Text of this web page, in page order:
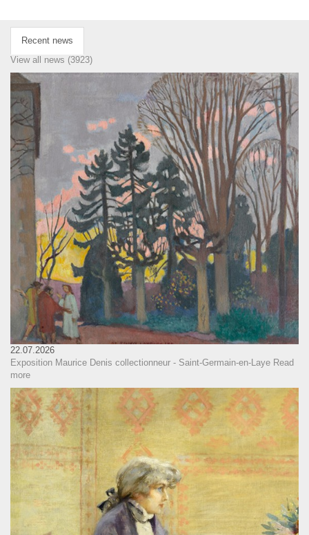
Recent news
View all news (3923)
22.07.2026
Exposition Maurice Denis collectionneur - Saint-Germain-en-Laye Read
more